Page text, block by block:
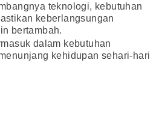
teknologi, kebutuhan
keberlangsungan
bertambah.
dalam kebutuhan
kehidupan sehari-hari